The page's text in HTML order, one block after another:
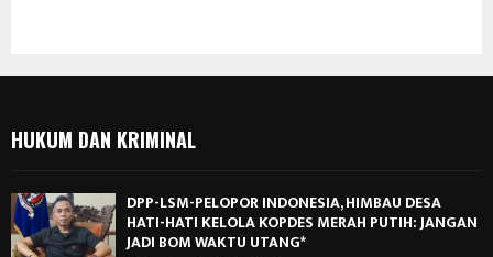
HUKUM DAN KRIMINAL
DPP-LSM-PELOPOR INDONESIA, HIMBAU DESA
HATI-HATI KELOLA KOPDES MERAH PUTIH: JANGAN
JADI BOM WAKTU UTANG*